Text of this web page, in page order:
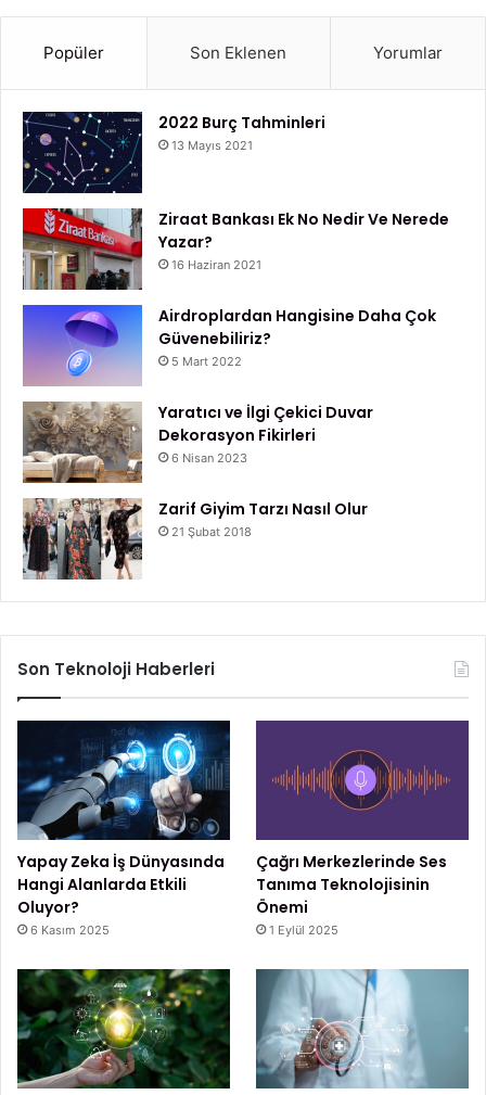
Popüler Son Eklenen Yorumlar
2022 Burç Tahminleri
13 Mayıs 2021
Ziraat Bankası Ek No Nedir Ve Nerede
Yazar?
16 Haziran 2021
Airdroplardan Hangisine Daha Çok
Güvenebiliriz?
5 Mart 2022
Yaratıcı ve İlgi Çekici Duvar
Dekorasyon Fikirleri
6 Nisan 2023
Zarif Giyim Tarzı Nasıl Olur
21 Şubat 2018
Son Teknoloji Haberleri
Yapay Zeka İş Dünyasında
Hangi Alanlarda Etkili
Oluyor?
6 Kasım 2025
Çağrı Merkezlerinde Ses
Tanıma Teknolojisinin
Önemi
1 Eylül 2025